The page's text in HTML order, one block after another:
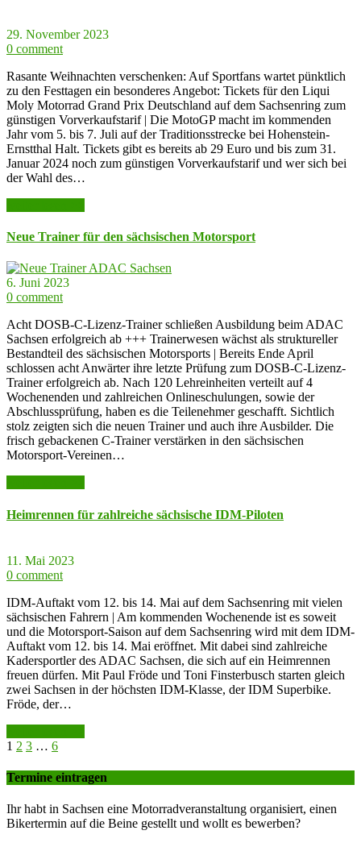
29. November 2023
0 comment
Rasante Weihnachten verschenken: Auf Sportfans wartet pünktlich
zu den Festtagen ein besonderes Angebot: Tickets für den Liqui
Moly Motorrad Grand Prix Deutschland auf dem Sachsenring zum
günstigen Vorverkaufstarif | Die MotoGP macht im kommenden
Jahr vom 5. bis 7. Juli auf der Traditionsstrecke bei Hohenstein-
Ernstthal Halt. Tickets gibt es bereits ab 29 Euro und bis zum 31.
Januar 2024 noch zum günstigen Vorverkaufstarif und wer sich bei
der Wahl des…
Neue Trainer für den sächsischen Motorsport
6. Juni 2023
0 comment
Acht DOSB-C-Lizenz-Trainer schließen Ausbildung beim ADAC
Sachsen erfolgreich ab +++ Trainerwesen wächst als struktureller
Bestandteil des sächsischen Motorsports | Bereits Ende April
schlossen acht Anwärter ihre letzte Prüfung zum DOSB-C-Lizenz-
Trainer erfolgreich ab. Nach 120 Lehreinheiten verteilt auf 4
Wochenenden und zahlreichen Onlineschulungen, sowie der
Abschlussprüfung, haben es die Teilenehmer geschafft. Sichtlich
stolz zeigten sich die neuen Trainer und auch ihre Ausbilder. Die
frisch gebackenen C-Trainer verstärken in den sächsischen
Motorsport-Vereinen…
Heimrennen für zahlreiche sächsische IDM-Piloten
11. Mai 2023
0 comment
IDM-Auftakt vom 12. bis 14. Mai auf dem Sachsenring mit vielen
sächsischen Fahrern | Am kommenden Wochenende ist es soweit
und die Motorsport-Saison auf dem Sachsenring wird mit dem IDM-
Auftakt vom 12. bis 14. Mai eröffnet. Mit dabei sind zahlreiche
Kadersportler des ADAC Sachsen, die sich auf ein Heimrennen
freuen dürfen. Mit Paul Fröde und Toni Finsterbusch starten gleich
zwei Sachsen in der höchsten IDM-Klasse, der IDM Superbike.
Fröde, der…
1 2 3 … 6
Termine eintragen
Ihr habt in Sachsen eine Motorradveranstaltung organisiert, einen
Bikertermin auf die Beine gestellt und wollt es bewerben?